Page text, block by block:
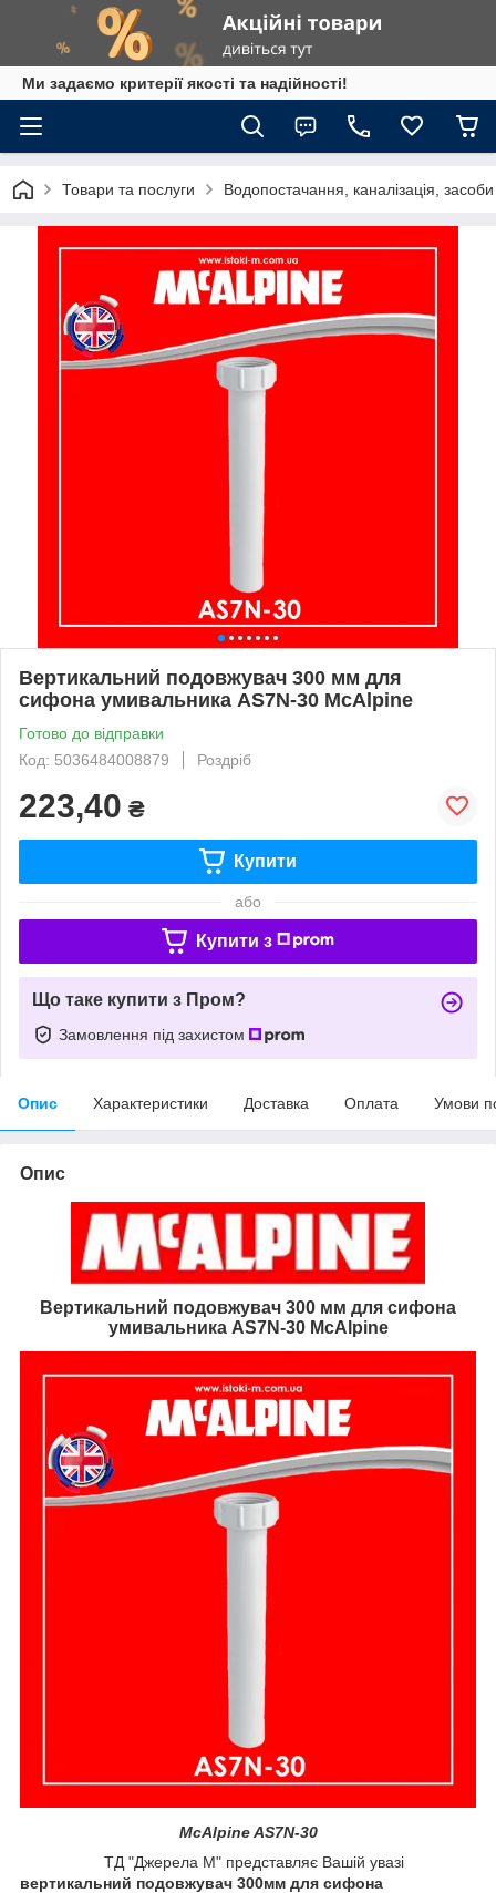
Ми задаємо критерії якості та надійності!
Товари та послуги Водопостачання, каналізація,
Вертикальний подовжувач 300 мм для
сифона умивальника AS7N-30 McAlpine
Готово до відправки
Код: 5036484008879
Роздріб
223,40 ₴
Купити
або
Купити з
Що таке купити з Пром?
Замовлення під захистом
Опис Характеристики Доставка Оплата Умови
Опис
Вертикальний подовжувач 300 мм для сифона
умивальника AS7N-30 McAlpine
McAlpine AS7N-30
ТД "Джерела М" представляє Вашій увазі
вертикальний подовжувач 300мм для сифона